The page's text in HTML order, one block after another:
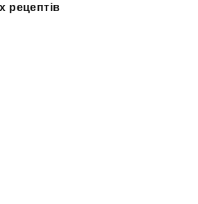
рецептів